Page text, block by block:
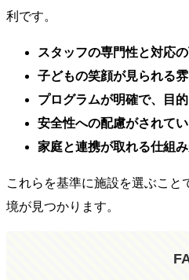
利です。
スタッフの専門性と対応
子どもの笑顔が見られる
プログラムが明確で、目
安全性への配慮がされて
家庭と連携が取れる仕組
これらを基準に施設を選ぶこと
境が見つかります。